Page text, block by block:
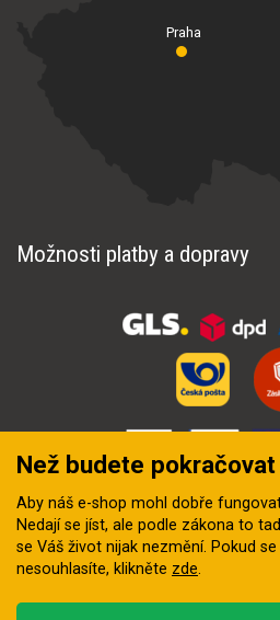
Praha
Možnosti platby a dopravy
Než budete pokračovat
Aby náš e-shop mohl dobře
Nedají se jíst, ale podle zákona to
se Váš život nijak nezmění. Pokud
nesouhlasíte, klikněte zde.